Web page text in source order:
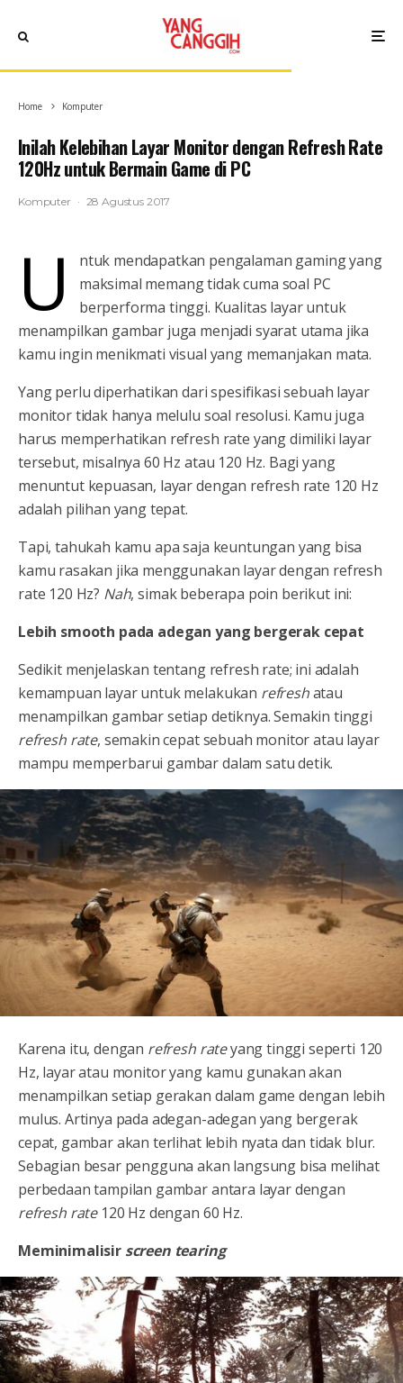
Home Komputer
Inilah Kelebihan Layar Monitor dengan Refresh Rate
120Hz untuk Bermain Game di PC
Komputer · 28 Agustus 2017
U
ntuk mendapatkan pengalaman gaming yang
maksimal memang tidak cuma soal PC
berperforma tinggi. Kualitas layar untuk
menampilkan gambar juga menjadi syarat utama jika
kamu ingin menikmati visual yang memanjakan mata.
Yang perlu diperhatikan dari spesifikasi sebuah layar
monitor tidak hanya melulu soal resolusi. Kamu juga
harus memperhatikan refresh rate yang dimiliki layar
tersebut, misalnya 60 Hz atau 120 Hz. Bagi yang
menuntut kepuasan, layar dengan refresh rate 120 Hz
adalah pilihan yang tepat.
Tapi, tahukah kamu apa saja keuntungan yang bisa
kamu rasakan jika menggunakan layar dengan refresh
rate 120 Hz? Nah, simak beberapa poin berikut ini:
Lebih smooth pada adegan yang bergerak cepat
Sedikit menjelaskan tentang refresh rate; ini adalah
kemampuan layar untuk melakukan refreshatau
menampilkan gambar setiap detiknya. Semakin tinggi
refresh rate, semakin cepat sebuah monitor atau layar
mampu memperbarui gambar dalam satu detik.
Karena itu, dengan refresh rateyang tinggi seperti 120
Hz, layar atau monitor yang kamu gunakan akan
menampilkan setiap gerakan dalam game dengan lebih
mulus. Artinya pada adegan-adegan yang bergerak
cepat, gambar akan terlihat lebih nyata dan tidak blur.
Sebagian besar pengguna akan langsung bisa melihat
perbedaan tampilan gambar antara layar dengan
refresh rate120 Hz dengan 60 Hz.
Meminimalisir screen tearing